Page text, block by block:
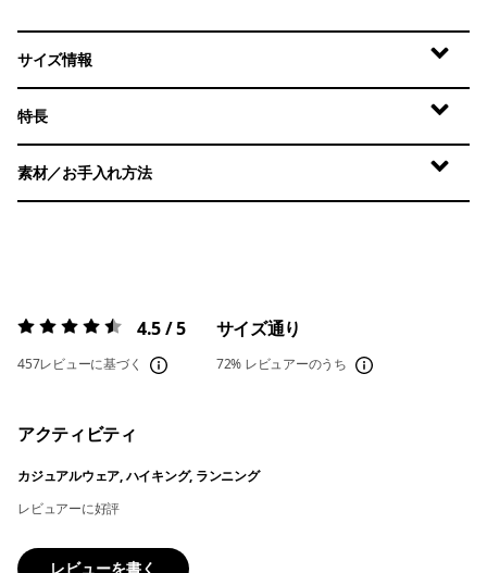
サイズ情報
特長
素材／お手入れ方法
評価:4.5 / 5 4.5 / 5
457レビューに基づく
サイズ通り
72% レビュアーのうち
アクティビティ
カジュアルウェア, ハイキング, ランニング
レビュアーに好評
レビューを書く